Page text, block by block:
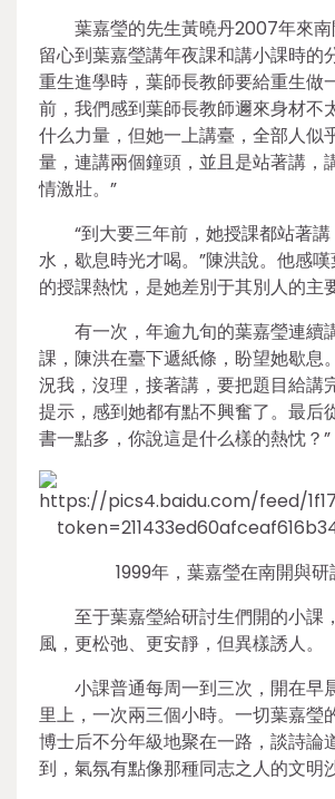
葉嘉瑩的先生黃曉丹2007年來
留心到葉嘉瑩講年夜課和講小課時的
重生進學時，葉師長教師要給重生做
前，我們感到葉師長教師邇來身材不
什么力量，但她一上講臺，全部人似
量，連講兩個鐘頭，並且是站著講，
情激壯。”
“到大要三年前，她授課都站著
水，歇息時光才喝。”陳洪說。他感
的授課熱忱，是她差別于其別人的主
有一次，年逾九旬的葉嘉瑩連續
課，陳洪在臺下遞紙條，盼望她歇息
況我，沒理，接著講，要把題目給講
提示，感到她都有點不興奮了。最后
書一點多，你說這是什么樣的熱忱？”
1999年，葉嘉瑩在南開與研
至于葉嘉瑩給研討生們開的小課
風，更松弛、更安靜，但異樣誘人。
小課普通每周一到三次，開在早
里上，一次兩三個小時。一切葉嘉瑩
博士后不分年級地聚在一路，談詩論
到，氣氛有點像那種同志之人的文明